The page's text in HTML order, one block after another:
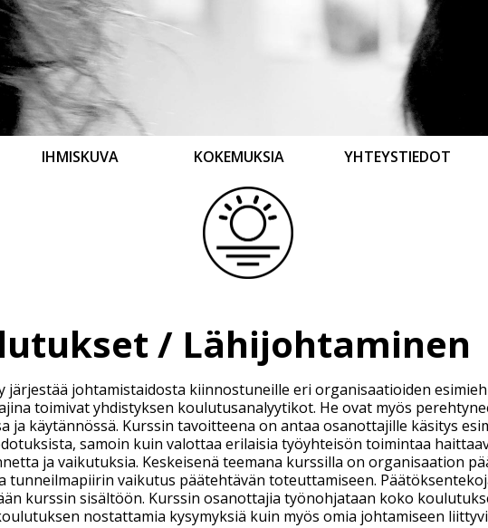
IHMISKUVA KOKEMUKSIA YHTEYSTIEDOT
/ Lähijohtaminen
järjestää johtamistaidosta kiinnostuneille eri organisaatioiden
toimivat yhdistyksen koulutusanalyytikot. He ovat myös
ja käytännössä. Kurssin tavoitteena on antaa osanottajille käsitys
samoin kuin valottaa erilaisia työyhteisön toimintaa
ja vaikutuksia. Keskeisenä teemana kurssilla on organisaation
tunneilmapiirin vaikutus päätehtävän toteuttamiseen.
kurssin sisältöön. Kurssin osanottajia työnohjataan koko
nostattamia kysymyksiä kuin myös omia johtamiseen